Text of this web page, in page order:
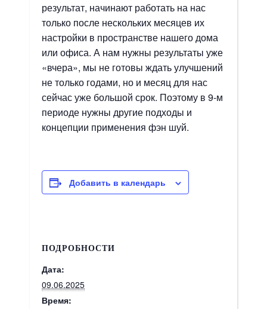
результат, начинают работать на нас
только после нескольких месяцев их
настройки в пространстве нашего дома
или офиса. А нам нужны результаты уже
«вчера», мы не готовы ждать улучшений
не только годами, но и месяц для нас
сейчас уже большой срок. Поэтому в 9-м
периоде нужны другие подходы и
концепции применения фэн шуй.
Добавить в календарь
ПОДРОБНОСТИ
Дата:
09.06.2025
Время: